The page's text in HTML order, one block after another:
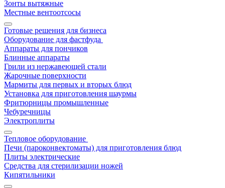
Зонты вытяжные
Местные вентоотсосы
Готовые решения для бизнеса
Оборудование для фастфуда
Аппараты для пончиков
Блинные аппараты
Грили из нержавеющей стали
Жарочные поверхности
Мармиты для первых и вторых блюд
Установка для приготовления шаурмы
Фритюрницы промышленные
Чебуречницы
Электроплиты
Тепловое оборудование
Печи (пароконвектоматы) для приготовления блюд
Плиты электрические
Средства для стерилизации ножей
Кипятильники